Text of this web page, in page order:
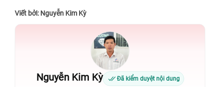
Viết bởi: Nguyễn Kim Kỳ
Nguyễn Kim Kỳ Đã kiểm duyệt nội dung